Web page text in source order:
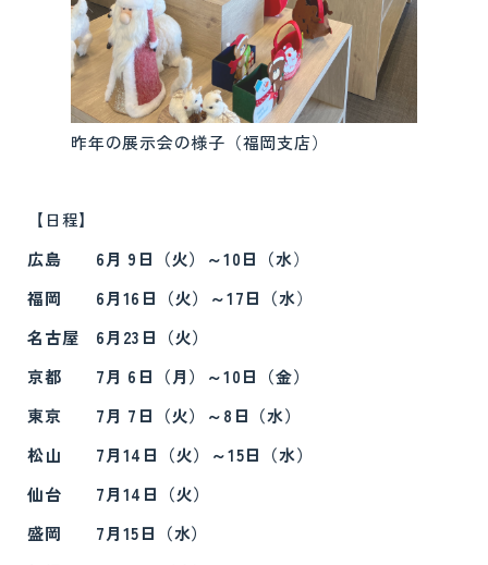
昨年の展示会の様子（福岡支店）
【日程】
広島 6月 9日（火）～10日（水）
福岡 6月16日（火）～17日（水）
名古屋 6月23日（火）
京都 7月 6日（月）～10日（金）
東京 7月 7日（火）～8日（水）
松山 7月14日（火）～15日（水）
仙台 7月14日（火）
盛岡 7月15日（水）